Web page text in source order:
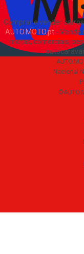
Comprar e vender
AUTO.MOTO.pt- Venda
motas, comerciais,
Nacional